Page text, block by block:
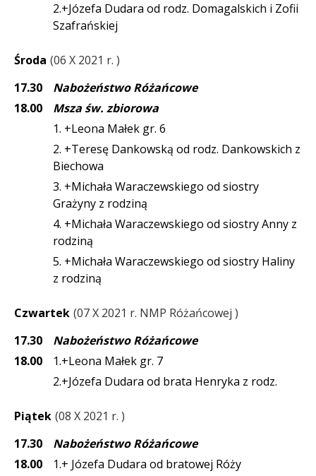
2.+Józefa Dudara od rodz. Domagalskich i Zofii
Szafrańskiej
Środa 06 X 2021 r.
17.30
Nabożeństwo Różańcowe
18.00
Msza św. zbiorowa
1. +Leona Małek gr. 6
2. +Teresę Dankowską od rodz. Dankowskich z
Biechowa
3. +Michała Waraczewskiego od siostry
Grażyny z rodziną
4. +Michała Waraczewskiego od siostry Anny z
rodziną
5. +Michała Waraczewskiego od siostry Haliny
z rodziną
Czwartek 07 X 2021 r. NMP Różańcowej
17.30
Nabożeństwo Różańcowe
18.00
1.+Leona Małek gr. 7
2.+Józefa Dudara od brata Henryka z rodz.
Piątek 08 X 2021 r.
17.30
Nabożeństwo Różańcowe
18.00
1.+ Józefa Dudara od bratowej Róży